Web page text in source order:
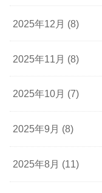
2025年12月 (8)
2025年11月 (8)
2025年10月 (7)
2025年9月 (8)
2025年8月 (11)